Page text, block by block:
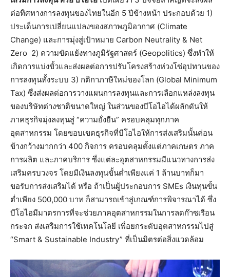
ต่อทิศทางการลงทุนของไทยในอีก 5 ปีข้างหน้า ประกอบด้วย 1)
ประเด็นการเปลี่ยนแปลงของสภาพภูมิอากาศ (Climate
Change) และการมุ่งสู่เป้าหมาย Carbon Neutrality & Net
Zero 2) ความขัดแย้งทางภูมิรัฐศาสตร์ (Geopolitics) ซึ่งทำให้
เกิดการแบ่งขั้วและส่งผลต่อการปรับโครงสร้างห่วงโซ่อุปทานของ
การลงทุนทั้งระบบ 3) กติกาภาษีใหม่ของโลก (Global Minimum
Tax) ซึ่งส่งผลต่อการวางแผนการลงทุนและการเลือกแหล่งลงทุน
ของบริษัทต่างชาติขนาดใหญ่ ในส่วนของบีโอไอได้ผลักดันให้
ภาคธุรกิจมุ่งลงทุนสู่ “ความยั่งยืน” ครอบคลุมทุกภาค
อุตสาหกรรม โดยขอบเขตธุรกิจที่บีโอไอให้การส่งเสริมนั้นค่อน
ข้างกว้างมากกว่า 400 กิจการ ครอบคลุมตั้งแต่ภาคเกษตร ภาค
การผลิต และภาคบริการ ซึ่งแต่ละอุตสาหกรรมมีแนวทางการส่ง
เสริมครบวงจร โดยมีเงินลงทุนขั้นต่ำเพียงแค่ 1 ล้านบาทก็มา
ขอรับการส่งเสริมได้ หรือ ถ้าเป็นผู้ประกอบการ SMEs เงินทุนขั้น
ต่ำเพียง 500,000 บาท ก็สามารถเข้าสู่เกณฑ์การพิจารณาได้ ซึ่ง
บีโอไอมีมาตรการที่จะช่วยภาคอุตสาหกรรมในการลดก๊าซเรือน
กระจก ส่งเสริมการใช้เทคโนโลยี เพื่อยกระดับอุตสาหกรรมไปสู่
“Smart & Sustainable Industry” ที่เป็นมิตรต่อสิ่งแวดล้อม